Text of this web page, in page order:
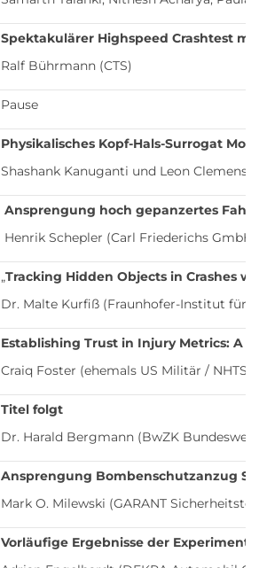
Spektakulärer Highspeed Crashtest
Ralf Bührmann (CTS)
Pause
Physikalisches Kopf-Hals-Surrogat
Shashank Kanuganti und Leon Clemens
Ansprengung hoch gepanzertes
Henrik Schepler (Carl Friederichs GmbH)
„Tracking Hidden Objects in Crashes
Dr. Malte Kurfiß (Fraunhofer-Institut für
Establishing Trust in Injury Metrics: A
Craiq Foster (ehemals US Militär /
Titel folgt
Dr. Harald Bergmann (BwZK
Ansprengung Bombenschutzanzug
Mark O. Milewski (GARANT
Vorläufige Ergebnisse der